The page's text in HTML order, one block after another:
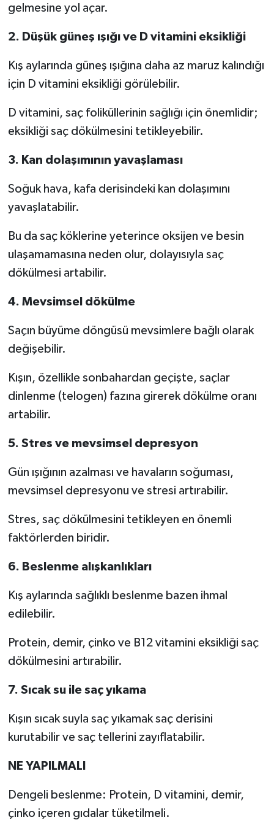
gelmesine yol açar.
2. Düşük güneş ışığı ve D vitamini eksikliği
Kış aylarında güneş ışığına daha az maruz kalındığı
için D vitamini eksikliği görülebilir.
D vitamini, saç foliküllerinin sağlığı için önemlidir;
eksikliği saç dökülmesini tetikleyebilir.
3. Kan dolaşımının yavaşlaması
Soğuk hava, kafa derisindeki kan dolaşımını
yavaşlatabilir.
Bu da saç köklerine yeterince oksijen ve besin
ulaşamamasına neden olur, dolayısıyla saç
dökülmesi artabilir.
4. Mevsimsel dökülme
Saçın büyüme döngüsü mevsimlere bağlı olarak
değişebilir.
Kışın, özellikle sonbahardan geçişte, saçlar
dinlenme (telogen) fazına girerek dökülme oranı
artabilir.
5. Stres ve mevsimsel depresyon
Gün ışığının azalması ve havaların soğuması,
mevsimsel depresyonu ve stresi artırabilir.
Stres, saç dökülmesini tetikleyen en önemli
faktörlerden biridir.
6. Beslenme alışkanlıkları
Kış aylarında sağlıklı beslenme bazen ihmal
edilebilir.
Protein, demir, çinko ve B12 vitamini eksikliği saç
dökülmesini artırabilir.
7. Sıcak su ile saç yıkama
Kışın sıcak suyla saç yıkamak saç derisini
kurutabilir ve saç tellerini zayıflatabilir.
NE YAPILMALI
Dengeli beslenme: Protein, D vitamini, demir,
çinko içeren gıdalar tüketilmeli.